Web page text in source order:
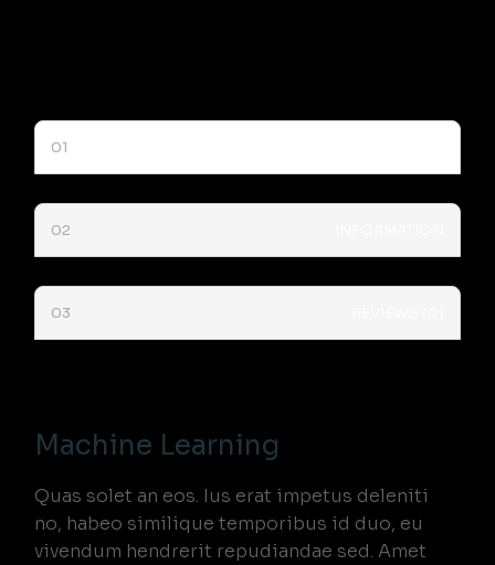
Machine Learning
Quas solet an eos. Ius erat impetus deleniti
no, habeo similique temporibus id duo, eu
vivendum hendrerit repudiandae sed. Amet